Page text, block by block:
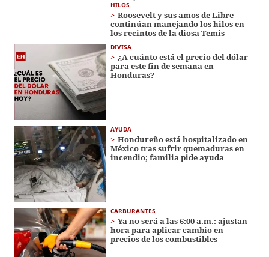
HILOS
Roosevelt y sus amos de Libre
continúan manejando los hilos en
los recintos de la diosa Temis
DIVISA
¿A cuánto está el precio del dólar
para este fin de semana en
Honduras?
AYUDA
Hondureño está hospitalizado en
México tras sufrir quemaduras en
incendio; familia pide ayuda
CARBURANTES
Ya no será a las 6:00 a.m.: ajustan
hora para aplicar cambio en
precios de los combustibles